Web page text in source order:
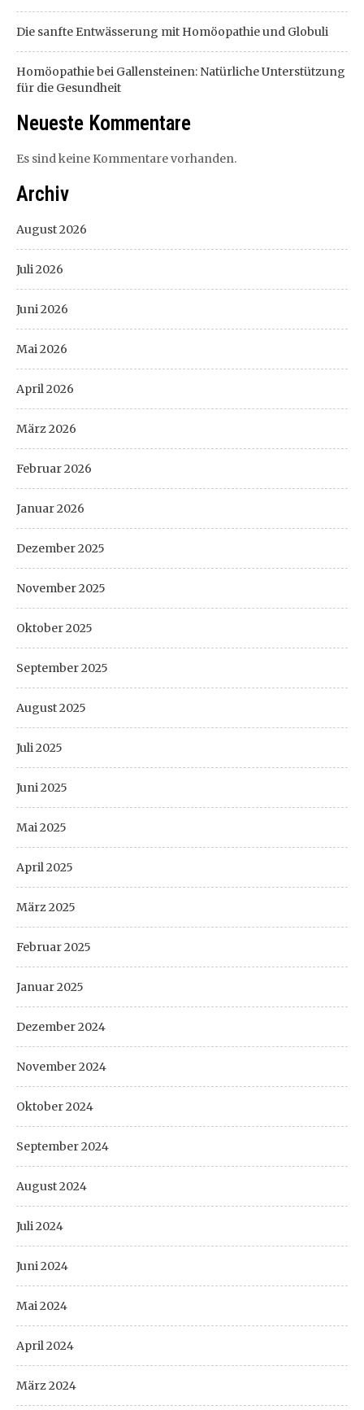
Die sanfte Entwässerung mit Homöopathie und Globuli
Homöopathie bei Gallensteinen: Natürliche Unterstützung
für die Gesundheit
Neueste Kommentare
Es sind keine Kommentare vorhanden.
Archiv
August 2026
Juli 2026
Juni 2026
Mai 2026
April 2026
März 2026
Februar 2026
Januar 2026
Dezember 2025
November 2025
Oktober 2025
September 2025
August 2025
Juli 2025
Juni 2025
Mai 2025
April 2025
März 2025
Februar 2025
Januar 2025
Dezember 2024
November 2024
Oktober 2024
September 2024
August 2024
Juli 2024
Juni 2024
Mai 2024
April 2024
März 2024